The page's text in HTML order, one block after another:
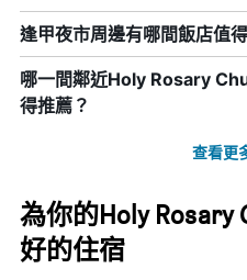
逢甲夜市周邊有哪間飯店值
哪一間鄰近Holy Rosary
得推薦？
查看更
為你的Holy Rosary
好的住宿